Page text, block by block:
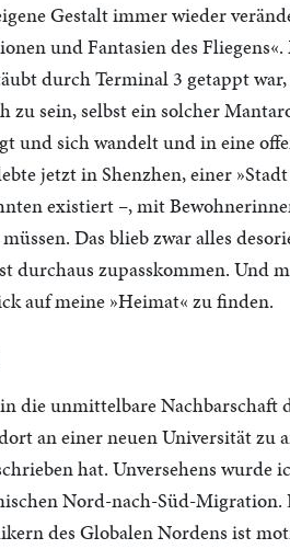
Gestalt immer wieder
und Fantasien des
durch Terminal 3 getappt
sein, selbst ein solcher
und sich wandelt und in eine
jetzt in Shenzhen, einer
existiert –, mit
Das blieb zwar alles
durchaus zupasskommen. Und
auf meine »Heimat« zu finden.
in die unmittelbare
an einer neuen Universität zu
hat. Unversehens wurde
Nord-nach-Süd-Migration.
des Globalen Nordens ist